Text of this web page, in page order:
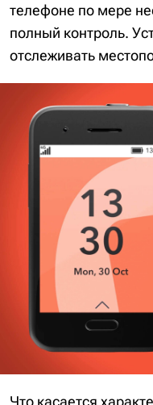
телефоне по мере
полный контроль.
отслеживать
Что касается